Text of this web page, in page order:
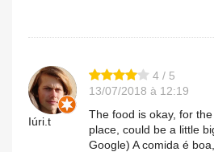
Iúri.t
4 / 5
13/07/2018 à 12:19
The food is okay, for
place, could be a little
Google) A comida é